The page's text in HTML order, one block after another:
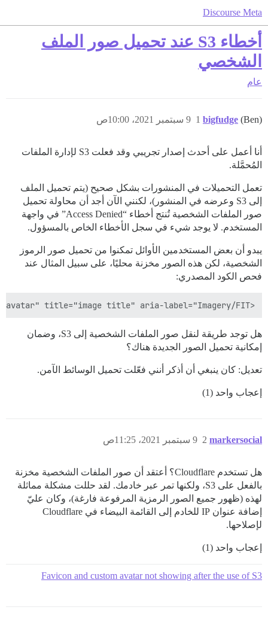
Discourse Meta
أخطاء S3 عند تحميل صور الملف
الشخصي
عام
bigfudge (Ben) 9 سبتمبر 2021، 10:00ص 1
أنا أعمل على أحدث إصدار تجريبي وقد فعلت S3 لإدارة الملفات
المُحمَّلة.
تعمل التحميلات في المنشورات بشكل صحيح (يتم تحميل الملف
إلى S3 وعرضه في المنشور)، لكنني الآن أجد أن محاولة تحميل
صور الملفات الشخصية تُنتج أخطاء “Access Denied” في واجهة
المستخدم. لا يوجد شيء في سجل الأخطاء الخاص بالمسؤول.
يبدو أن بعض المستخدمين الأوائل تمكنوا من تحميل صور الرموز
الشخصية، لكن هذه الصور مخزنة محليًا، على سبيل المثال عند
فحص الكود المصدري:
<img alt="" width="45" height="45" src="/user_avatar/example.com/jackie/90/29_2.png" class="avatar" title="image title" aria-label="Imagery/FIT">
هل توجد طريقة لنقل صور الملفات الشخصية إلى S3، وضمان
إمكانية تحميل الصور الجديدة هناك؟
تعديل: كان ينبغي أن أذكر أنني فعّلت تحميل الوسائط الآمن.
إعجاب واحد (1)
markersocial 9 سبتمبر 2021، 11:25ص 2
هل تستخدم Cloudflare؟ أعتقد أن صور الملفات الشخصية مخزنة
بالفعل على S3، ولكنها تمر عبر خادمك. لقد حللت مشكلة مماثلة
لهذه (ظهور جميع الصور الرمزية المرفوعة فارغة)، وكان عليّ
إضافة عنوان IP للخادم إلى القائمة البيضاء في Cloudflare
لإصلاحها.
إعجاب واحد (1)
Favicon and custom avatar not showing after the use of S3